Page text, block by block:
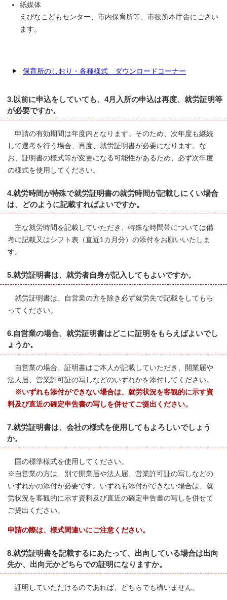
紙媒体
えびなこどもセンター、市内保育所等、市役所本庁舎にござい
ます。
保育所のしおり・各種様式 ダウンロードコーナー
3.以前に申込をしていても、4月入所の申込は再度、就労証明等
が必要ですか。
申請の有効期間は年度内となります。そのため、次年度も継続
して選考を行う場合、再度、就労証明書が必要になります。な
お、証明書の様式等が変更になる可能性があるため、必ず次年度
の様式を使用してください。
4.就労時間が特殊で就労証明書の就労時間が記載しにくい場合
は、どのように記載すればよいですか。
主な就労時間を記載していただき、特殊な時間帯については備
考に記載又はシフト表（直近1カ月分）の添付をお願いいたしま
す。
5.就労証明書は、就労者自身が記入してもよいですか。
就労証明書は、自営業の方を除き必ず就労先で記載をしてもら
ってください。
6.自営業の場合、就労証明書はどこに証明をもらえばよいでし
ょうか。
自営業の場合、証明書はご本人が記載していただき、開業届や
法人届、営業許可証の写しなどのいずれかを添付してください。
※いずれも添付ができない場合は、就労状況を客観的に示す資
料及び直近の確定申告書の写しを併せてご提出ください。
7.就労証明書は、会社の様式を使用してもよろしいでしょう
か。
国の標準様式を使用してください。
※自営業の方は、別で開業届や法人届、営業許可証の写しなどの
いずれかの添付が必要です。いずれも添付ができない場合は、就
労状況を客観的に示す資料及び直近の確定申告書の写しを併せて
ご提出ください。
申請の際は、様式間違いにご注意ください。
8.就労証明書を記載するにあたって、出向している場合は出向
先か、出向元かどちらでの証明になりますか。
証明していただけるのであれば、どちらでも構いません。